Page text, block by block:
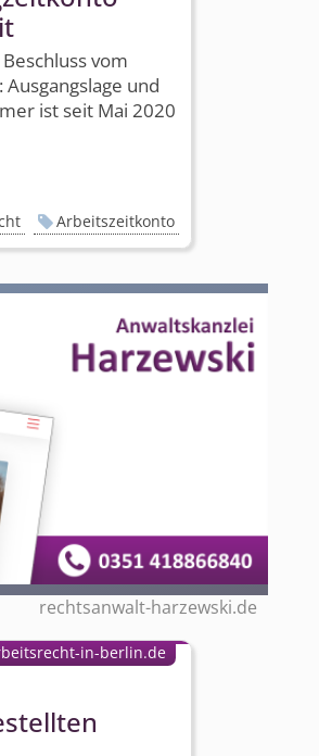
vom
und
ist seit Mai 2020
Arbeitszeitkonto
rechtsanwalt-harzewski.de
in-berlin.de